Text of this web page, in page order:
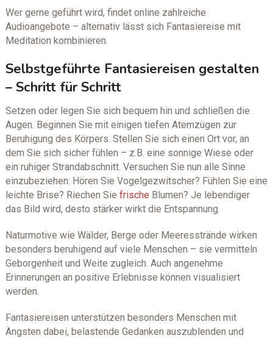
Wer gerne geführt wird, findet online zahlreiche
Audioangebote – alternativ lässt sich Fantasiereise mit
Meditation kombinieren.
Selbstgeführte Fantasiereisen gestalten
– Schritt für Schritt
Setzen oder legen Sie sich bequem hin und schließen die
Augen. Beginnen Sie mit einigen tiefen Atemzügen zur
Beruhigung des Körpers. Stellen Sie sich einen Ort vor, an
dem Sie sich sicher fühlen – z.B. eine sonnige Wiese oder
ein ruhiger Strandabschnitt. Versuchen Sie nun alle Sinne
einzubeziehen: Hören Sie Vogelgezwitscher? Fühlen Sie eine
leichte Brise? Riechen Sie frische Blumen? Je lebendiger
das Bild wird, desto stärker wirkt die Entspannung.
Naturmotive wie Wälder, Berge oder Meeresstrände wirken
besonders beruhigend auf viele Menschen – sie vermitteln
Geborgenheit und Weite zugleich. Auch angenehme
Erinnerungen an positive Erlebnisse können visualisiert
werden.
Fantasiereisen unterstützen besonders Menschen mit
Ängsten dabei, belastende Gedanken auszublenden und